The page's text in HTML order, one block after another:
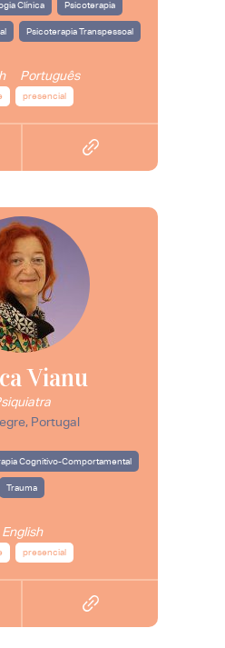
Clínica Psicoterapia
Psicoterapia Transpessoal
Português
presencial
Vianu
Portugal
Cognitivo-Comportamental
Trauma
English
presencial